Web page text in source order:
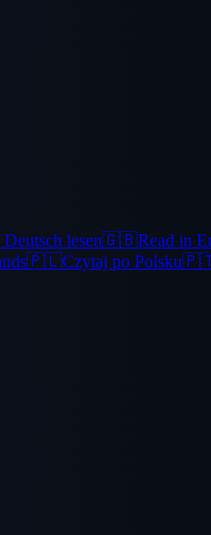
lesen🇬🇧Read in
🇵🇱Czytaj po Polsku